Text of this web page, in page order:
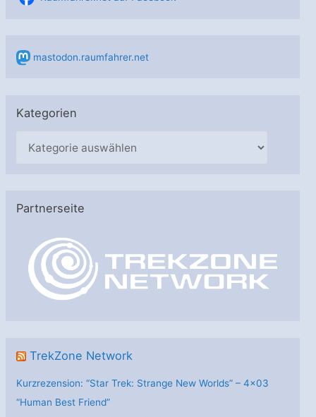
mastodon.raumfahrer.net
Kategorien
g
Partnerseite
TrekZone Network
Kurzrezension: “Star Trek: Strange New Worlds” – 4×03
“Human Best Friend”